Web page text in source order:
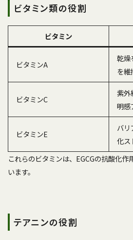
ビタミン類の役割
ビタミン
ビタミンA
乾燥
を維
ビタミンC
紫外
明感
ビタミンE
バリ
化ス
これらのビタミンは、EGCGの抗酸化作
います。
テアニンの役割